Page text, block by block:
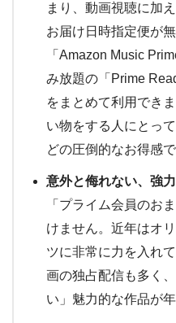
まり、動画視聴に加
お届け日時指定便が
「Amazon Music
み放題の「Prime
をまとめて利用でき
い物をする人にとっ
どの圧倒的なお得感で
意外と侮れない、強
「プライム会員のお
けません。近年はオ
ツに非常に力を入れ
画の独占配信も多く
い」魅力的な作品が